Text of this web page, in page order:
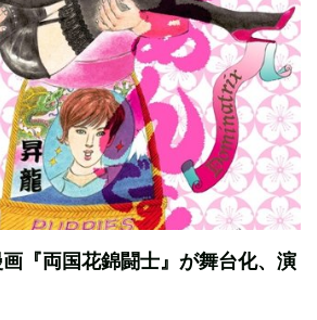
『両国花錦闘士』が舞台化、演